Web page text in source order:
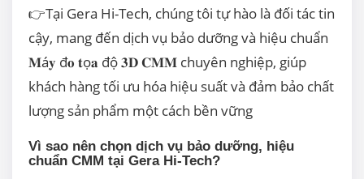
👉Tại Gera Hi-Tech, chúng tôi tự hào là đối tác tin
cậy, mang đến dịch vụ bảo dưỡng và hiệu chuẩn
𝐌á𝐲 đ𝐨 𝐭ọ𝐚 độ 𝟑𝐃 𝐂𝐌𝐌 chuyên nghiệp, giúp
khách hàng tối ưu hóa hiệu suất và đảm bảo chất
lượng sản phẩm một cách bền vững
Vì sao nên chọn dịch vụ bảo dưỡng, hiệu
chuẩn CMM tại Gera Hi-Tech?